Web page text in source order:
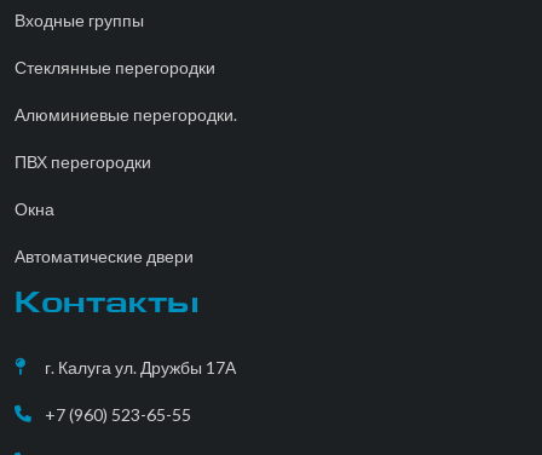
Входные группы
Стеклянные перегородки
Алюминиевые перегородки.
ПВХ перегородки
Окна
Автоматические двери
Контакты
г. Калуга ул. Дружбы 17А
+7 (960) 523-65-55